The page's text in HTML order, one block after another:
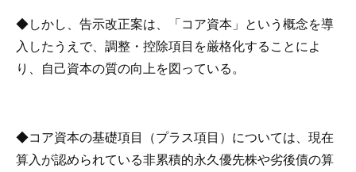
◆しかし、告示改正案は、「コア資本」という概念を導
入したうえで、調整・控除項目を厳格化することによ
り、自己資本の質の向上を図っている。
◆コア資本の基礎項目（プラス項目）については、現在
算入が認められている非累積的永久優先株や劣後債の算